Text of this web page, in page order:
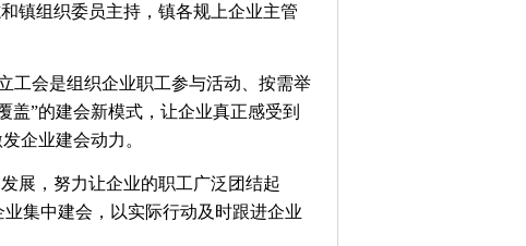
镇组织委员主持，镇各规上企业主管
工会是组织企业职工参与活动、按需举
”的建会新模式，让企业真正感受到
企业建会动力。
展，努力让企业的职工广泛团结起
集中建会，以实际行动及时跟进企业